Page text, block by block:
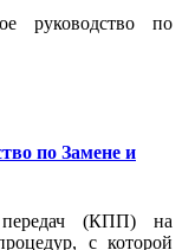
руководство по
по Замене и
передач (КПП) на
с которой